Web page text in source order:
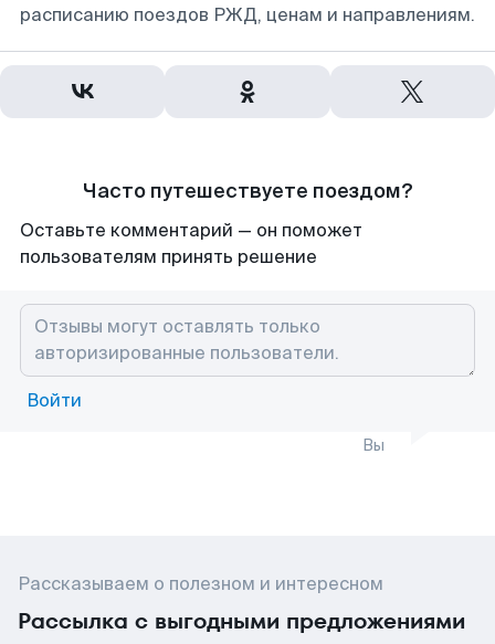
расписанию поездов РЖД, ценам и направлениям.
Часто путешествуете поездом?
Оставьте комментарий — он поможет
пользователям принять решение
Войти
Вы
Рассказываем о полезном и интересном
Рассылка с выгодными предложениями